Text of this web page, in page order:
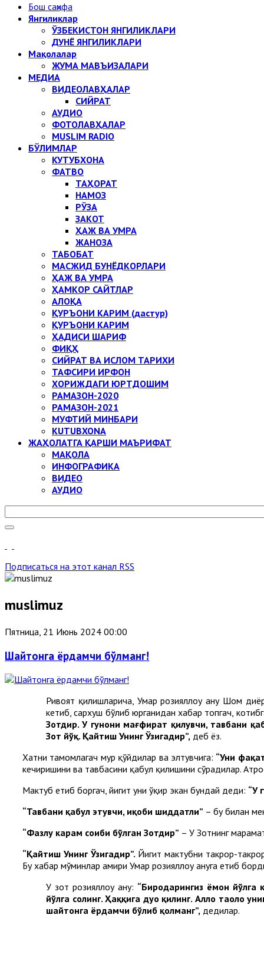
Бош саҳифа
Янгиликлар
ЎЗБЕКИСТОН ЯНГИЛИКЛАРИ
ДУНЁ ЯНГИЛИКЛАРИ
Мақолалар
ЖУМА МАВЪИЗАЛАРИ
МЕДИА
ВИДЕОЛАВҲАЛАР
СИЙРАТ
АУДИО
ФОТОЛАВҲАЛАР
MUSLIM RADIO
БЎЛИМЛАР
КУТУБХОНА
ФАТВО
ТАҲОРАТ
НАМОЗ
РЎЗА
ЗАКОТ
ҲАЖ ВА УМРА
ЖАНОЗА
ТАБОБАТ
МАСЖИД БУНЁДКОРЛАРИ
ҲАЖ ВА УМРА
ҲАМКОР САЙТЛАР
АЛОҚА
ҚУРЪОНИ КАРИМ (дастур)
ҚУРЪОНИ КАРИМ
ҲАДИСИ ШАРИФ
ФИҚҲ
СИЙРАТ ВА ИСЛОМ ТАРИХИ
ТАФСИРИ ИРФОН
ХОРИЖДАГИ ЮРТДОШИМ
РАМАЗОН-2020
РАМАЗОН-2021
МУФТИЙ МИНБАРИ
KUTUBXONA
ЖАҲОЛАТГА ҚАРШИ МАЪРИФАТ
МАҚОЛА
ИНФОГРАФИКА
ВИДЕО
АУДИО
Подписаться на этот канал RSS
muslimuz
Пятница, 21 Июнь 2024 00:00
Шайтонга ёрдамчи бўлманг!
Ривоят қилишларича, Умар розияллоҳу анҳу Шом
кетиб, сархуш бўлиб юрганидан хабар топгач,
Зотдир. У гуноҳни мағфират қилувчи, тавбани
Зот йўқ. Қайтиш Унинг Ўзигадир”, деб ёз.
Хатни тамомлагач муҳр қўйдилар ва элтувчига: “Уни
кечиришини ва тавбасини қабул қилишини сўрадилар.
Мактуб етиб боргач, йигит уни ўқир экан бундай деди: “У
“Тавбани қабул этувчи, иқоби шиддатли” – бу билан
“Фазлу карам соҳиби бўлган Зотдир” – У Зотнинг
“Қайтиш Унинг Ўзигадир”. Йигит мактубни такрор-
Бу хабар мўминлар амири Умар розияллоҳу анҳуга етиб
У зот розияллоҳу анҳу: “Биродарингиз ёмон йўлга
йўлга солинг. Ҳаққига дуо қилинг. Аллоҳ таоло
шайтонга ёрдамчи бўлиб қолманг”, дедилар.